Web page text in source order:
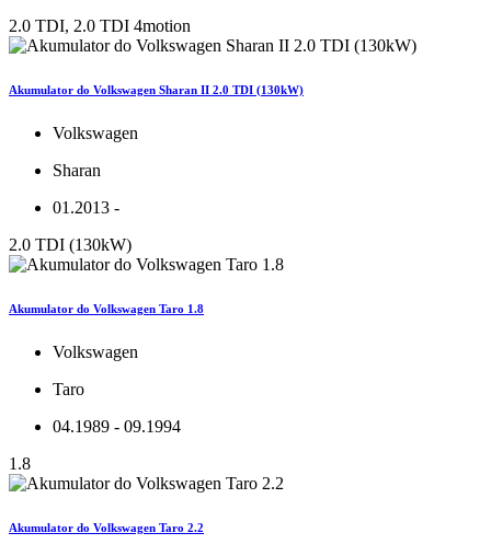
2.0 TDI, 2.0 TDI 4motion
Akumulator do Volkswagen Sharan II 2.0 TDI (130kW)
Volkswagen
Sharan
01.2013 -
2.0 TDI (130kW)
Akumulator do Volkswagen Taro 1.8
Volkswagen
Taro
04.1989 - 09.1994
1.8
Akumulator do Volkswagen Taro 2.2